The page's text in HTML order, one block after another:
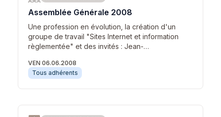
Assemblée Générale 2008
Une profession en évolution, la création d'un
groupe de travail "Sites Internet et information
règlementée" et des invités : Jean-…
VEN 06.06.2008
Tous adhérents